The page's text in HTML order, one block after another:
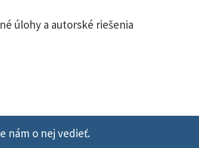
úlohy a autorské riešenia
nám o nej vedieť.